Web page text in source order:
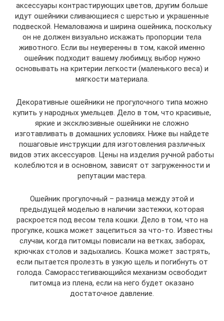
аксессуары контрастирующих цветов, другим больше
идут ошейники сливающиеся с шерстью и украшенные
подвеской. Немаловажна и ширина ошейника, поскольку
он не должен визуально искажать пропорции тела
животного. Если вы неуверенны в том, какой именно
ошейник подходит вашему любимцу, выбор нужно
основывать на критерии легкости (маленького веса) и
мягкости материала.
Декоративные ошейники не прогулочного типа можно
купить у народных умельцев. Дело в том, что красивые,
яркие и эксклюзивные ошейники не сложно
изготавливать в домашних условиях. Ниже вы найдете
пошаговые инструкции для изготовления различных
видов этих аксессуаров. Цены на изделия ручной работы
колеблются и в основном, зависят от загруженности и
репутации мастера.
Ошейник прогулочный – разница между этой и
предыдущей моделью в наличии застежки, которая
раскроется под весом тела кошки. Дело в том, что на
прогулке, кошка может зацепиться за что-то. Известны
случаи, когда питомцы повисали на ветках, заборах,
крючках столов и задыхались. Кошка может застрять,
если пытается пролезть в узкую щель и погибнуть от
голода. Саморасстегивающийся механизм освободит
питомца из плена, если на него будет оказано
достаточное давление.